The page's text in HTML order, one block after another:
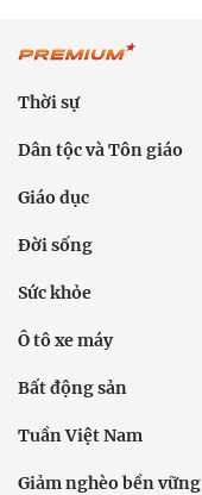
Thời sự
Dân tộc và Tôn giáo
Giáo dục
Đời sống
Sức khỏe
Ô tô xe máy
Bất động sản
Tuần Việt Nam
Giảm nghèo bền vững